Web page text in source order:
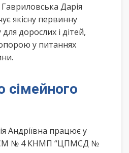
Дарія
якісну первинну
дорослих і дітей,
у питаннях
сімейного
Андріївна працює у
№ 4 КНМП “ЦПМСД №